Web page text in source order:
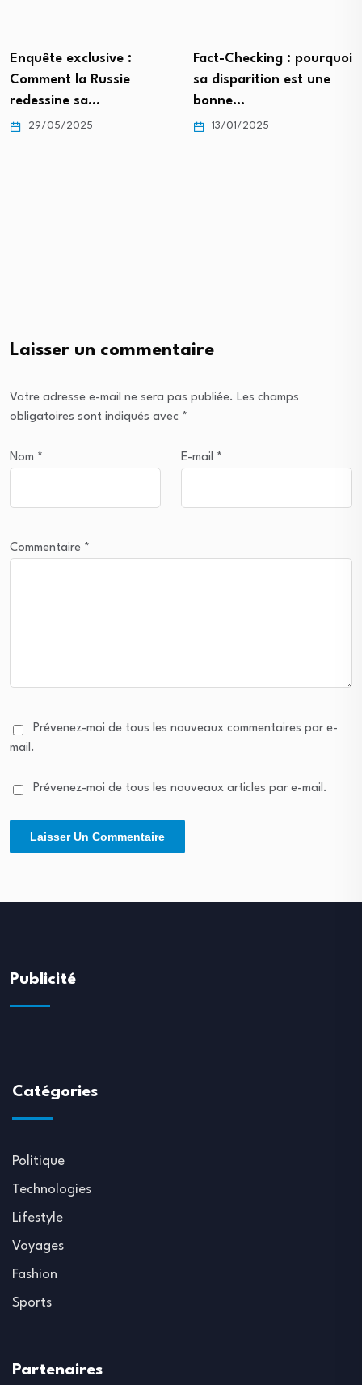
Enquête exclusive :
Comment la Russie
redessine sa…
29/05/2025
Fact-Checking : pourquoi
sa disparition est une
bonne…
13/01/2025
Laisser un commentaire
Votre adresse e-mail ne sera pas publiée. Les champs
obligatoires sont indiqués avec *
Nom * E-mail *
Commentaire *
Prévenez-moi de tous les nouveaux commentaires par e-
mail.
Prévenez-moi de tous les nouveaux articles par e-mail.
Publicité
Catégories
Politique
Technologies
Lifestyle
Voyages
Fashion
Sports
Partenaires